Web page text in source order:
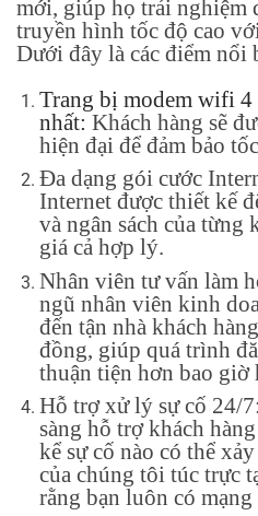
mới, giúp họ trải nghiệm
truyền hình tốc độ cao
Dưới đây là các điểm nổi
Trang bị modem wifi 4
nhất: Khách hàng sẽ
hiện đại để đảm bảo
Đa dạng gói cước
Internet được thiết kế
và ngân sách của từng
giá cả hợp lý.
Nhân viên tư vấn làm
ngũ nhân viên kinh
đến tận nhà khách
đồng, giúp quá trình
thuận tiện hơn bao giờ
Hỗ trợ xử lý sự cố 24/
sàng hỗ trợ khách
kể sự cố nào có thể
của chúng tôi túc trực
rằng bạn luôn có